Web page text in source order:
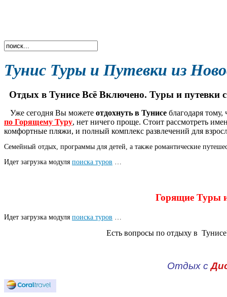
Тунис Туры и Путевки из
Отдых в Тунисе Всё Включено. Туры и путевки
Уже сегодня Вы можете отдохнуть в Тунисе благодаря
по Горящему Туру, нет ничего проще. Стоит рассмотреть
комфортные пляжи, и полный комплекс развлечений для
Семейный отдых, программы для детей, а также романтические
Идет загрузка модуля поиска туров
Горящие Туры
Идет загрузка модуля поиска туров
Есть вопросы по отдыху в
Отдых с